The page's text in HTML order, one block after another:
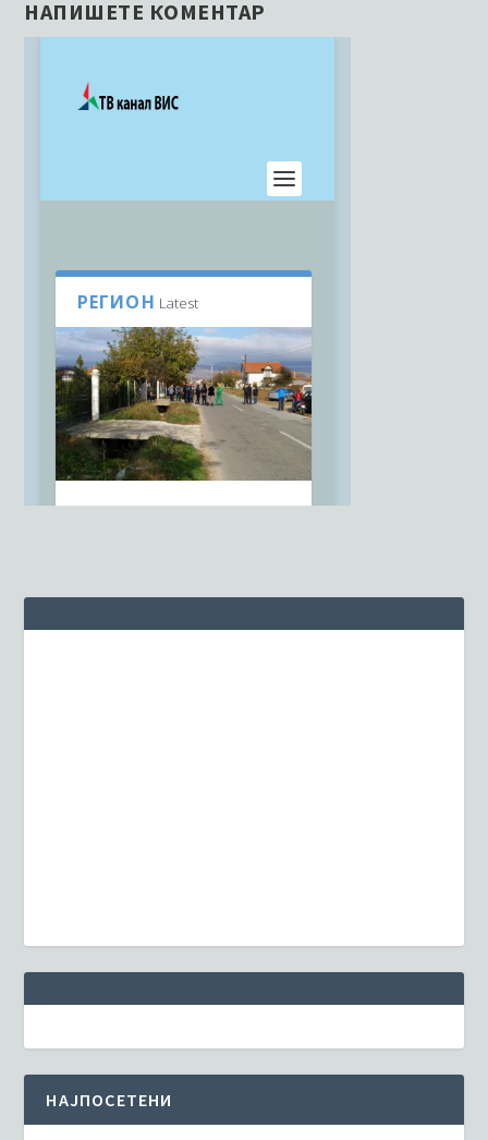
НАПИШЕТЕ КОМЕНТАР
НАЈПОСЕТЕНИ